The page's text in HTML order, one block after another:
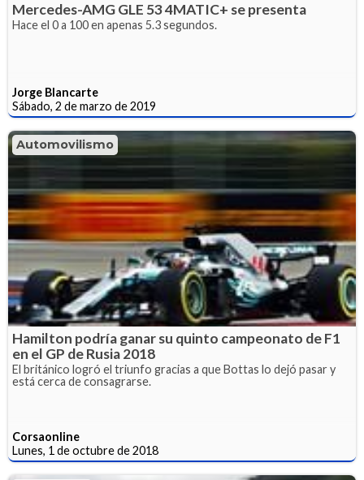
Mercedes-AMG GLE 53 4MATIC+ se presenta
Hace el 0 a 100 en apenas 5.3 segundos.
Jorge Blancarte
Sábado, 2 de marzo de 2019
Automovilismo
Hamilton podría ganar su quinto campeonato de F1
en el GP de Rusia 2018
El británico logró el triunfo gracias a que Bottas lo dejó pasar y
está cerca de consagrarse.
Corsaonline
Lunes, 1 de octubre de 2018